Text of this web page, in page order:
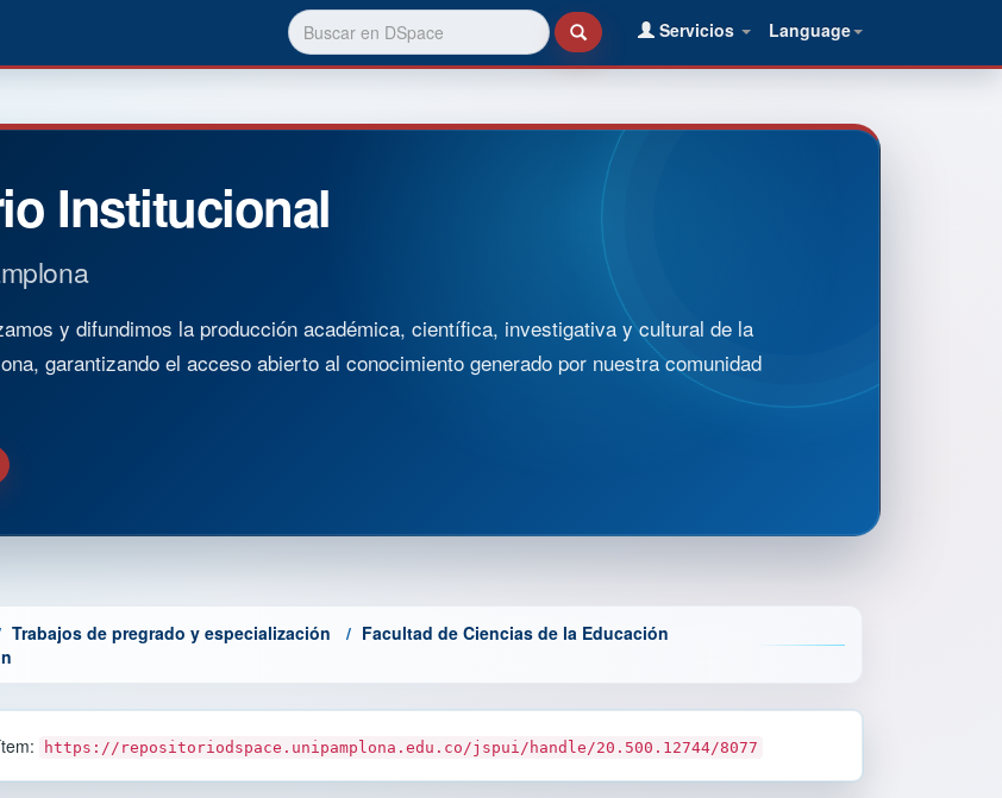
Language
Servicios
Institucional
y difundimos la producción académica, científica, investigativa y cultural de la
garantizando el acceso abierto al conocimiento generado por nuestra comunidad
Trabajos de pregrado y especialización
Facultad de Ciencias de la Educación
https://repositoriodspace.unipamplona.edu.co/jspui/handle/20.500.12744/8077